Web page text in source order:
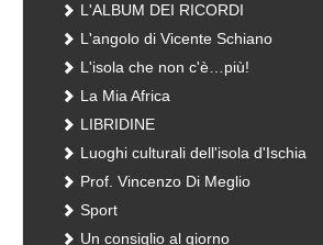
L'ALBUM DEI RICORDI
L'angolo di Vicente Schiano
L'isola che non c'è…più!
La Mia Africa
LIBRIDINE
Luoghi culturali dell'isola d'Ischia
Prof. Vincenzo Di Meglio
Sport
Un consiglio al giorno